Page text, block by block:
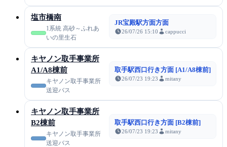
塩市橋南
1系統 高砂～ふれあ
いの里生石
JR宝殿駅方面方面
26/07/26 15:10 cappucci
キヤノン取手事業所
A1/A8棟前
キヤノン取手事業所
送迎バス
取手駅西口行き方面 [A1/A8棟前]
26/07/23 19:23 mitany
キヤノン取手事業所
B2棟前
キヤノン取手事業所
送迎バス
取手駅西口行き方面 [B2棟前]
26/07/23 19:23 mitany